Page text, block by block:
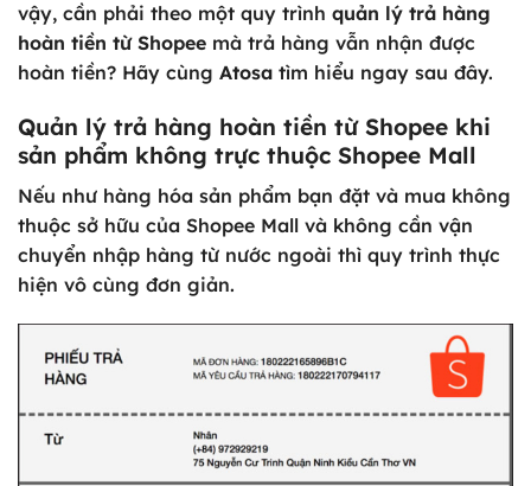
vậy, cần phải theo một quy trình quản lý trả hàng
hoàn tiền từ Shopee mà trả hàng vẫn nhận được
hoàn tiền? Hãy cùng Atosa tìm hiểu ngay sau đây.
Quản lý trả hàng hoàn tiền từ Shopee khi
sản phẩm không trực thuộc Shopee Mall
Nếu như hàng hóa sản phẩm bạn đặt và mua không
thuộc sở hữu của Shopee Mall và không cần vận
chuyển nhập hàng từ nước ngoài thì quy trình thực
hiện vô cùng đơn giản.